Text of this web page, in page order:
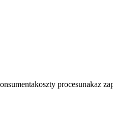
koszty procesunakaz